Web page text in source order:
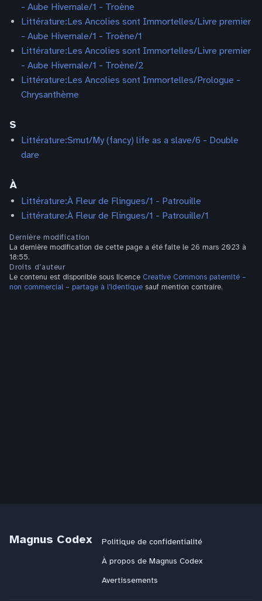
- Aube Hivernale/1 - Troène
Littérature:Les Ancolies sont Immortelles/Livre premier
- Aube Hivernale/1 - Troène/1
Littérature:Les Ancolies sont Immortelles/Livre premier
- Aube Hivernale/1 - Troène/2
Littérature:Les Ancolies sont Immortelles/Prologue -
Chrysanthème
S
Littérature:Smut/My (fancy) life as a slave/6 - Double
dare
À
Littérature:À Fleur de Flingues/1 - Patrouille
Littérature:À Fleur de Flingues/1 - Patrouille/1
Dernière modification
La dernière modification de cette page a été faite le 26 mars 2023 à
18:55.
Droits d’auteur
Le contenu est disponible sous licence Creative Commons paternité –
non commercial – partage à l’identique sauf mention contraire.
Magnus Codex
Politique de confidentialité
À propos de Magnus Codex
Avertissements